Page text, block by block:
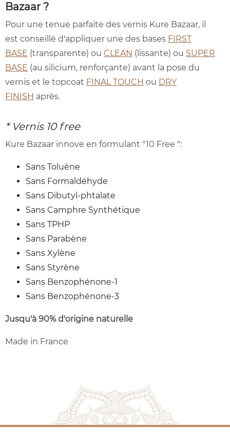
Bazaar ?
Pour une tenue parfaite des vernis Kure Bazaar, il
est conseillé d'appliquer une des bases FIRST
BASE (transparente) ou CLEAN (lissante) ou SUPER
BASE (au silicium, renforçante) avant la pose du
vernis et le topcoat FINAL TOUCH ou DRY
FINISH après.
* Vernis 10 free
Kure Bazaar innove en formulant "10 Free ":
Sans Toluène
Sans Formaldéhyde
Sans Dibutyl-phtalate
Sans Camphre Synthétique
Sans TPHP
Sans Parabène
Sans Xylène
Sans Styrène
Sans Benzophénone-1
Sans Benzophénone-3
Jusqu'à 90% d'origine naturelle
Made in France